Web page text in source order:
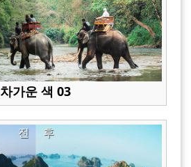
차가운 색 03
후
전